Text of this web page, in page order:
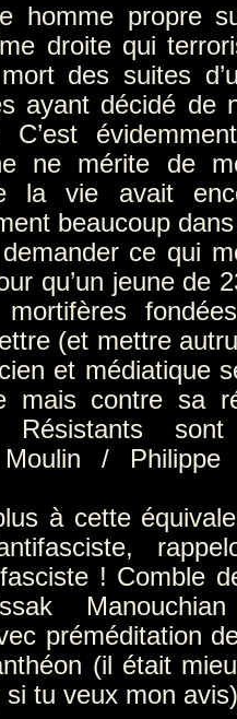
homme propre
droite qui
des suites
ayant décidé de
ne mérite de
la vie avait
beaucoup
ce qui
qu’un jeune de
(et mettre
et médiatique
mais contre sa
Résistants
/ Philippe
à cette
! Comble
préméditation
(il était
si tu veux mon